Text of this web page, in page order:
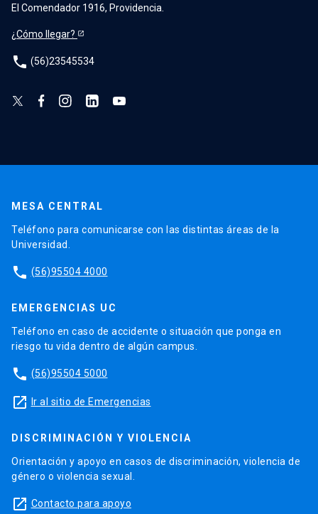
El Comendador 1916, Providencia.
¿Cómo llegar?
phone (56)23545534
MESA CENTRAL
Teléfono para comunicarse con las distintas áreas de la
Universidad.
phone (56)95504 4000
EMERGENCIAS UC
Teléfono en caso de accidente o situación que ponga en
riesgo tu vida dentro de algún campus.
phone (56)95504 5000
launch Ir al sitio de Emergencias
DISCRIMINACIÓN Y VIOLENCIA
Orientación y apoyo en casos de discriminación, violencia de
género o violencia sexual.
launch Contacto para apoyo